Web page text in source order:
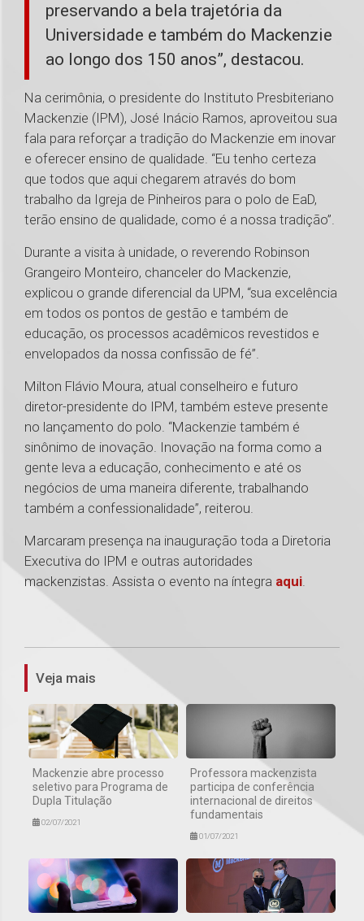
preservando a bela trajetória da
Universidade e também do Mackenzie
ao longo dos 150 anos”, destacou.
Na cerimônia, o presidente do Instituto Presbiteriano
Mackenzie (IPM), José Inácio Ramos, aproveitou sua
fala para reforçar a tradição do Mackenzie em inovar
e oferecer ensino de qualidade. “Eu tenho certeza
que todos que aqui chegarem através do bom
trabalho da Igreja de Pinheiros para o polo de EaD,
terão ensino de qualidade, como é a nossa tradição”.
Durante a visita à unidade, o reverendo Robinson
Grangeiro Monteiro, chanceler do Mackenzie,
explicou o grande diferencial da UPM, “sua excelência
em todos os pontos de gestão e também de
educação, os processos acadêmicos revestidos e
envelopados da nossa confissão de fé”.
Milton Flávio Moura, atual conselheiro e futuro
diretor-presidente do IPM, também esteve presente
no lançamento do polo. “Mackenzie também é
sinônimo de inovação. Inovação na forma como a
gente leva a educação, conhecimento e até os
negócios de uma maneira diferente, trabalhando
também a confessionalidade”, reiterou.
Marcaram presença na inauguração toda a Diretoria
Executiva do IPM e outras autoridades
mackenzistas. Assista o evento na íntegra aqui.
Veja mais
Mackenzie abre processo
seletivo para Programa de
Dupla Titulação
02/07/2021
Professora mackenzista
participa de conferência
internacional de direitos
fundamentais
01/07/2021